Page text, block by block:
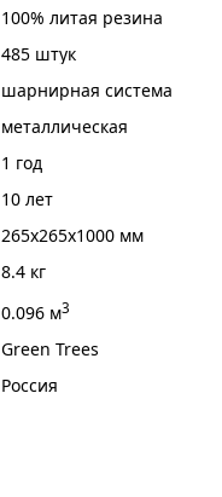
100% литая резина
485 штук
шарнирная система
металлическая
1 год
10 лет
265х265х1000 мм
8.4 кг
0.096 м3
Green Trees
Россия